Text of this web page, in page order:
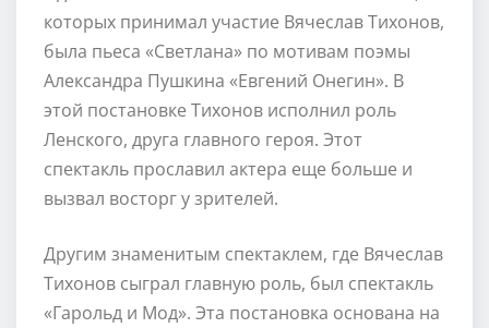
которых принимал участие Вячеслав Тихонов,
была пьеса «Светлана» по мотивам поэмы
Александра Пушкина «Евгений Онегин». В
этой постановке Тихонов исполнил роль
Ленского, друга главного героя. Этот
спектакль прославил актера еще больше и
вызвал восторг у зрителей.
Другим знаменитым спектаклем, где Вячеслав
Тихонов сыграл главную роль, был спектакль
«Гарольд и Мод». Эта постановка основана на